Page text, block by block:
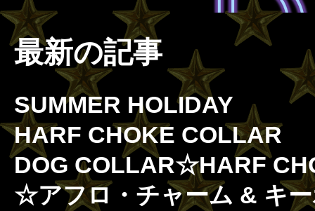
最新の記事
SUMMER HOLIDAY
HARF CHOKE COLLAR
DOG COLLAR☆HARF
☆アフロ・チャーム & キ